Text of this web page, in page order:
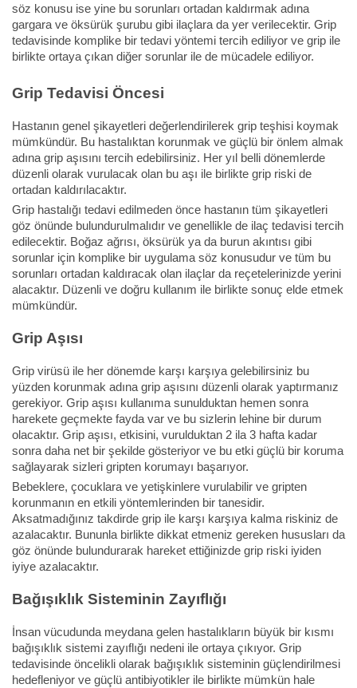
söz konusu ise yine bu sorunları ortadan kaldırmak adına
gargara ve öksürük şurubu gibi ilaçlara da yer verilecektir. Grip
tedavisinde komplike bir tedavi yöntemi tercih ediliyor ve grip ile
birlikte ortaya çıkan diğer sorunlar ile de mücadele ediliyor.
Grip Tedavisi Öncesi
Hastanın genel şikayetleri değerlendirilerek grip teşhisi koymak
mümkündür. Bu hastalıktan korunmak ve güçlü bir önlem almak
adına grip aşısını tercih edebilirsiniz. Her yıl belli dönemlerde
düzenli olarak vurulacak olan bu aşı ile birlikte grip riski de
ortadan kaldırılacaktır.
Grip hastalığı tedavi edilmeden önce hastanın tüm şikayetleri
göz önünde bulundurulmalıdır ve genellikle de ilaç tedavisi tercih
edilecektir. Boğaz ağrısı, öksürük ya da burun akıntısı gibi
sorunlar için komplike bir uygulama söz konusudur ve tüm bu
sorunları ortadan kaldıracak olan ilaçlar da reçetelerinizde yerini
alacaktır. Düzenli ve doğru kullanım ile birlikte sonuç elde etmek
mümkündür.
Grip Aşısı
Grip virüsü ile her dönemde karşı karşıya gelebilirsiniz bu
yüzden korunmak adına grip aşısını düzenli olarak yaptırmanız
gerekiyor. Grip aşısı kullanıma sunulduktan hemen sonra
harekete geçmekte fayda var ve bu sizlerin lehine bir durum
olacaktır. Grip aşısı, etkisini, vurulduktan 2 ila 3 hafta kadar
sonra daha net bir şekilde gösteriyor ve bu etki güçlü bir koruma
sağlayarak sizleri gripten korumayı başarıyor.
Bebeklere, çocuklara ve yetişkinlere vurulabilir ve gripten
korunmanın en etkili yöntemlerinden bir tanesidir.
Aksatmadığınız takdirde grip ile karşı karşıya kalma riskiniz de
azalacaktır. Bununla birlikte dikkat etmeniz gereken hususları da
göz önünde bulundurarak hareket ettiğinizde grip riski iyiden
iyiye azalacaktır.
Bağışıklık Sisteminin Zayıflığı
İnsan vücudunda meydana gelen hastalıkların büyük bir kısmı
bağışıklık sistemi zayıflığı nedeni ile ortaya çıkıyor. Grip
tedavisinde öncelikli olarak bağışıklık sisteminin güçlendirilmesi
hedefleniyor ve güçlü antibiyotikler ile birlikte mümkün hale